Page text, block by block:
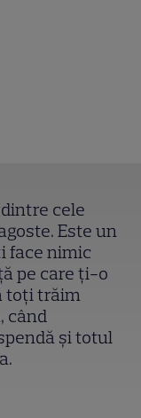
cele
Este un
face nimic
pe care ţi-o
toţi trăim
când
şi totul